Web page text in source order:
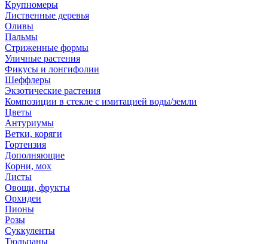
Крупномеры
Лиственные деревья
Оливы
Пальмы
Стриженные формы
Уличные растения
Фикусы и лонгифолии
Шеффлеры
Экзотические растения
Композиции в стекле с имитацией воды/земли
Цветы
Антуриумы
Ветки, коряги
Гортензия
Дополняющие
Корни, мох
Листы
Овощи, фрукты
Орхидеи
Пионы
Розы
Суккуленты
Тюльпаны